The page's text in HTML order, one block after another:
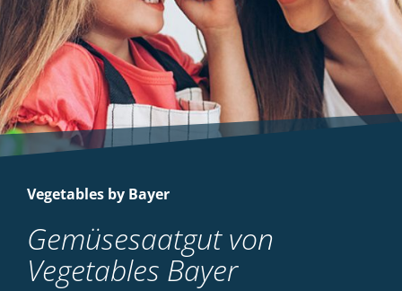
Vegetables by Bayer
Gemüsesaatgut von
Vegetables Bayer